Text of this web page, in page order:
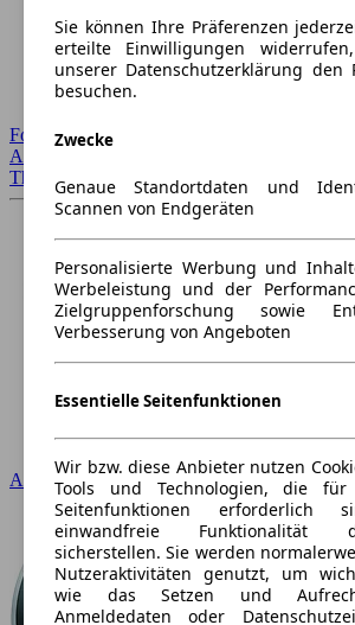
Forum Startseite
Alle Auto-Foren
Themen-Forum
Audi
Sie können Ihre Präferenzen
erteilte Einwilligungen
unserer Datenschutzerklärung den
besuchen.
Zwecke
Genaue Standortdaten und
Scannen von Endgeräten
Personalisierte Werbung und
Werbeleistung und der
Zielgruppenforschung sowie
Verbesserung von Angeboten
Essentielle Seitenfunktionen
Wir bzw. diese Anbieter nutzen
Tools und Technologien, die
Seitenfunktionen
einwandfreie Funktionalität
sicherstellen. Sie werden
Nutzeraktivitäten genutzt, um
wie das Setzen und
Anmeldedaten oder